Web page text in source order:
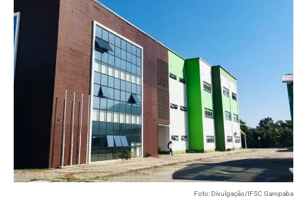
Foto: Divulgação/IFSC Garopaba